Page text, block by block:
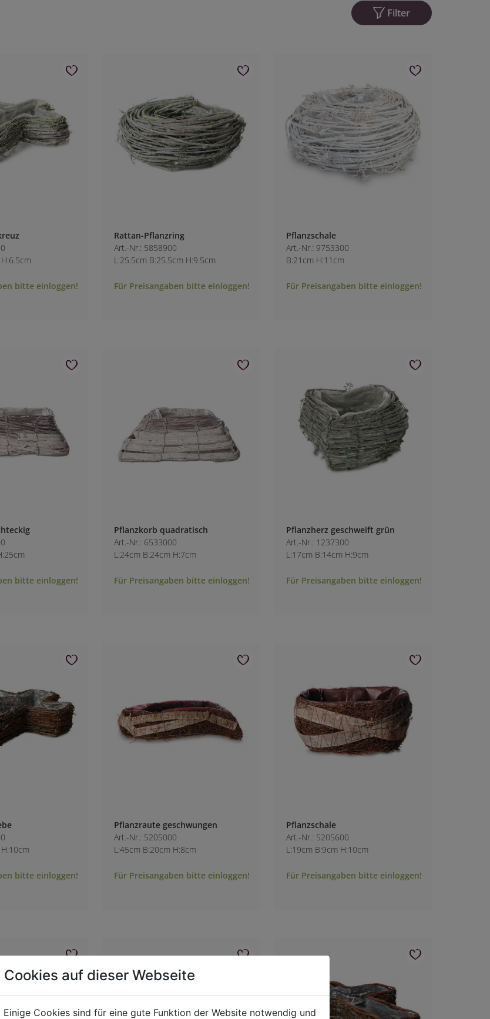
Filter
bitte einloggen!
Rattan-Pflanzring
Art.-Nr.: 5858900
L:25.5cm B:25.5cm H:9.5cm
Für Preisangaben bitte einloggen!
Pflanzschale
Art.-Nr.: 9753300
B:21cm H:11cm
Für Preisangaben bitte einloggen!
bitte einloggen!
Pflanzkorb quadratisch
Art.-Nr.: 6533000
L:24cm B:24cm H:7cm
Für Preisangaben bitte einloggen!
Pflanzherz geschweift grün
Art.-Nr.: 1237300
L:17cm B:14cm H:9cm
Für Preisangaben bitte einloggen!
bitte einloggen!
Pflanzraute geschwungen
Art.-Nr.: 5205000
L:45cm B:20cm H:8cm
Für Preisangaben bitte einloggen!
Pflanzschale
Art.-Nr.: 5205600
L:19cm B:9cm H:10cm
Für Preisangaben bitte einloggen!
auf dieser Webseite
Cookies sind für eine gute Funktion der Website notwendig und